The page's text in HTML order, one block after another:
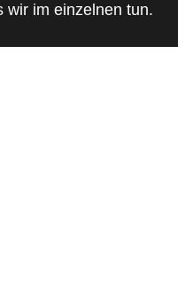
wir im einzelnen tun.